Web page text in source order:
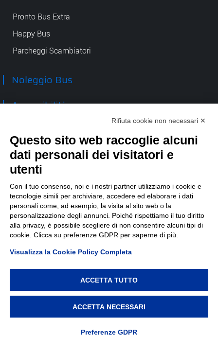
Pronto Bus Extra
Happy Bus
Parcheggi Scambiatori
Noleggio Bus
Accessibilità
TEP spa
Via Taro 12
43125 Parma
Tel. 0521.2141
E-mail:tep@tep.pr.it
Informazioni :info@tep.pr.it
PEC:tepspa@pec.it
TEP spa, via Taro 12, 43125 Parma – Cod. Fisc./P.IVA/Reg.
Imprese Parma 02155050343 – REA 214962 – Capitale
Sociale € 7.747.000 i.v. –Privacy policy–Modifica
preferenze Cookie
Rifiuta cookie non necessari ✕
Questo sito web raccoglie alcuni
dati personali dei visitatori e
utenti
Con il tuo consenso, noi e i nostri partner utilizziamo i cookie e
tecnologie simili per archiviare, accedere ed elaborare i dati
personali come, ad esempio, la visita al sito web o la
personalizzazione degli annunci. Poiché rispettiamo il tuo diritto
alla privacy, è possibile scegliere di non consentire alcuni tipi di
cookie. Clicca su preferenze GDPR per saperne di più.
Visualizza la Cookie Policy Completa
ACCETTA TUTTO
ACCETTA NECESSARI
Preferenze GDPR